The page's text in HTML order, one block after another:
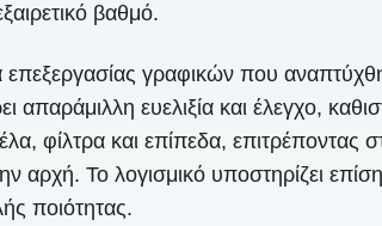
βαθμό.
γραφικών που
ευελιξία και έλεγχο,
φίλτρα και επίπεδα, επιτρέποντας
Το λογισμικό υποστηρίζει επίσης
ποιότητας.